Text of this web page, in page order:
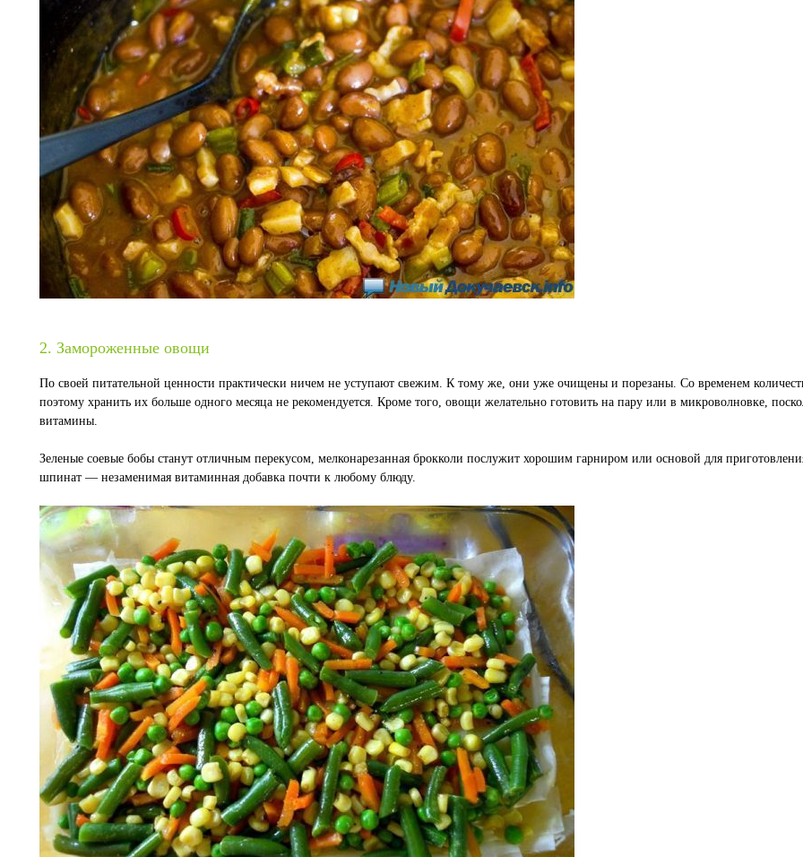
2. Замороженные овощи
По своей питательной ценности практически ничем не уступают свежим. К тому же, они уже очищены и порезаны. Со временем
поэтому хранить их больше одного месяца не рекомендуется. Кроме того, овощи желательно готовить на пару или в микроволновке,
витамины.
Зеленые соевые бобы станут отличным перекусом, мелконарезанная брокколи послужит хорошим гарниром или основой для
шпинат — незаменимая витаминная добавка почти к любому блюду.